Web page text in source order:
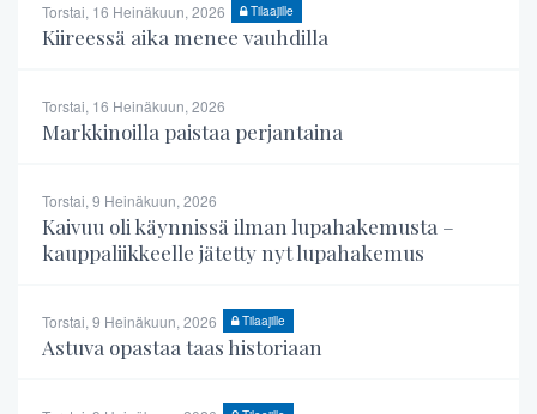
Torstai, 16 Heinäkuun, 2026 Tilaajille
Kiireessä aika menee vauhdilla
Torstai, 16 Heinäkuun, 2026
Markkinoilla paistaa perjantaina
Torstai, 9 Heinäkuun, 2026
Kaivuu oli käynnissä ilman lupahakemusta –
kauppaliikkeelle jätetty nyt lupahakemus
Torstai, 9 Heinäkuun, 2026 Tilaajille
Astuva opastaa taas historiaan